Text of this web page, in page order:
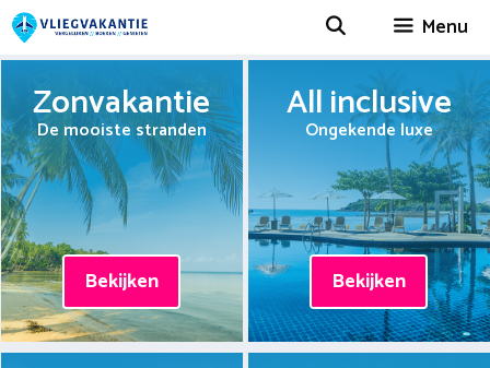
Spring
naar
Menu
Zonvakantie
De mooiste stranden
Bekijken
All inclusive
Ongekende luxe
Bekijken